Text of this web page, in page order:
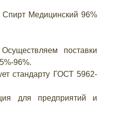
Медицинский 96%
поставки
96%.
стандарту ГОСТ 5962-
для предприятий и